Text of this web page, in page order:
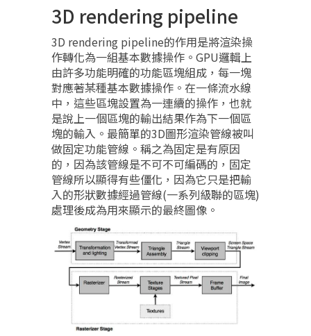
3D rendering pipeline
3D rendering pipeline的作用是將渲染操
作轉化為一組基本數據操作。GPU邏輯上
由許多功能明確的功能區塊組成，每一塊
對應著某種基本數據操作。在一條流水線
中，這些區塊設置為一連續的操作，也就
是說上一個區塊的輸出結果作為下一個區
塊的輸入。最簡單的3D圖形渲染管線被叫
做固定功能管線。稱之為固定是有原因
的，因為該管線是不可不可編碼的，固定
管線所以顯得有些僵化，因為它只是把輸
入的形狀數據經過管線(一系列級聯的區塊)
處理後成為用來顯示的最終圖像。